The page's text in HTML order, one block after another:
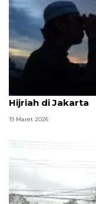
Ada enam lokasi
Hijriah di Jakarta
19 Maret 2026